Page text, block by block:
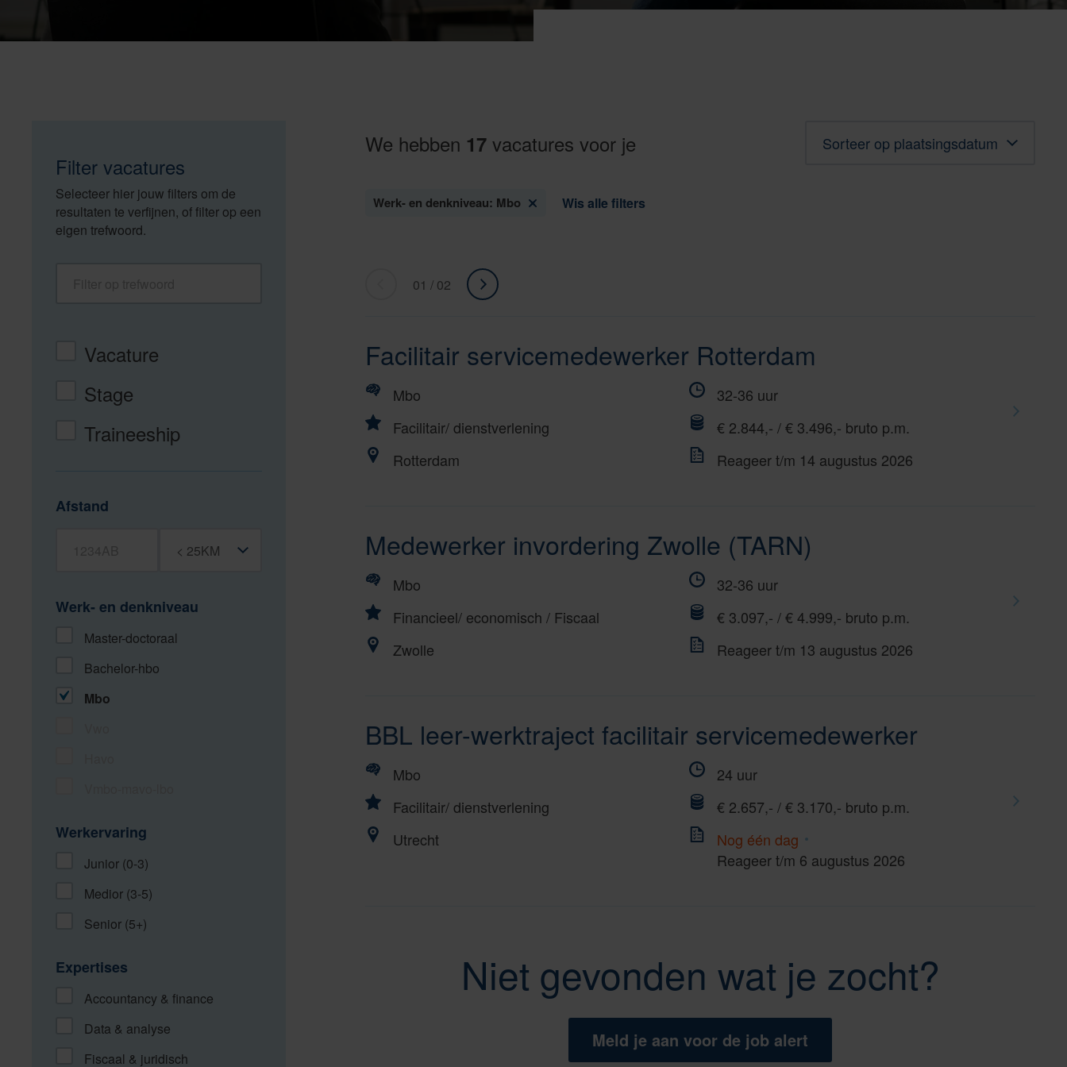
Filter vacatures
Selecteer hier jouw filters om de
resultaten te verfijnen, of filter op een
eigen trefwoord.
Vacature
Stage
Traineeship
Afstand
Werk- en denkniveau
Master-doctoraal
Bachelor-hbo
Mbo
Werkervaring
Junior (0-3)
Medior (3-5)
Senior (5+)
Expertises
Accountancy & finance
Data & analyse
Fiscaal & juridisch
We hebben 17 vacatures voor je Sorteren
Werk- en denkniveau: Mbo Wis alle filters
vorige
01 / 02
ga
»
Facilitair servicemedewerker Rotterdam
Mbo
32-36 uur
Facilitair/ dienstverlening
€ 2.844,- / € 3.496,- bruto p.m.
Rotterdam
Reageer t/m 14 augustus 2026
Medewerker invordering Zwolle (TARN)
Mbo
32-36 uur
Financieel/ economisch / Fiscaal
€ 3.097,- / € 4.999,- bruto p.m.
Zwolle
Reageer t/m 13 augustus 2026
BBL leer-werktraject facilitair servicemedewerker
Mbo
24 uur
Facilitair/ dienstverlening
€ 2.657,- / € 3.170,- bruto p.m.
Utrecht
Nog één dag
Reageer t/m 6 augustus 2026
Niet gevonden wat je zocht?
Meld je aan voor de job alert